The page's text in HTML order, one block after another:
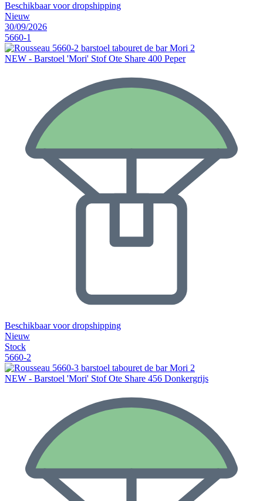
Beschikbaar voor dropshipping
Nieuw
30/09/2026
5660-1
NEW - Barstoel 'Mori' Stof Ote Share 400 Peper
Beschikbaar voor dropshipping
Nieuw
Stock
5660-2
NEW - Barstoel 'Mori' Stof Ote Share 456 Donkergrijs